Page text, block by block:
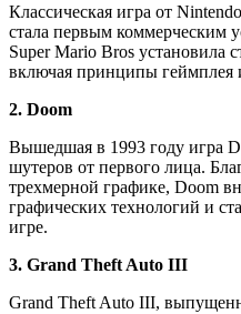
Классическая игра от
стала первым коммерческим
Super Mario Bros установила
включая принципы геймплея
2. Doom
Вышедшая в 1993 году игра
шутеров от первого лица.
трехмерной графике, Doom
графических технологий и
игре.
3. Grand Theft Auto III
Grand Theft Auto III,